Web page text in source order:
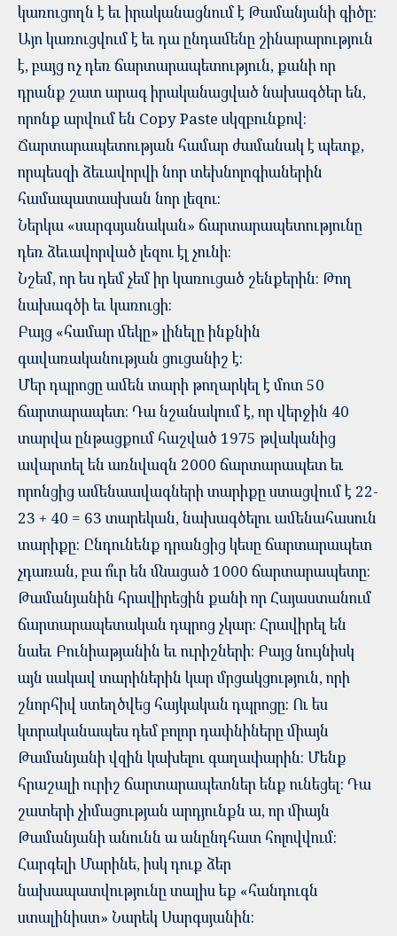
կառուցողն է եւ իրականացնում է Թամանյանի գիծը:
Այո կառուցվում է եւ դա ընդամենը շինարարություն
է, բայց ոչ դեռ ճարտարապետություն, քանի որ
դրանք շատ արագ իրականացված նախագծեր են,
որոնք արվում են Copy Paste սկզբունքով:
Ճարտարապետության համար ժամանակ է պետք,
որպեսզի ձեւավորվի նոր տեխնոլոգիաներին
համապատասխան նոր լեզու:
Ներկա «սարգսյանական» ճարտարապետությունը
դեռ ձեւավորված լեզու էլ չունի:
Նշեմ, որ ես դեմ չեմ իր կառուցած շենքերին: Թող
նախագծի եւ կառուցի:
Բայց «համար մեկը» լինելը ինքնին
գավառականության ցուցանիշ է:
Մեր դպրոցը ամեն տարի թողարկել է մոտ 50
ճարտարապետ: Դա նշանակում է, որ վերջին 40
տարվա ընթացքում հաշված 1975 թվականից
ավարտել են առնվազն 2000 ճարտարապետ եւ
որոնցից ամենաավագների տարիքը ստացվում է 22-
23 + 40 = 63 տարեկան, նախագծելու ամենահասուն
տարիքը: Ընդունենք դրանցից կեսը ճարտարապետ
չդառան, բա ո՞ւր են մնացած 1000 ճարտարապետը:
Թամանյանին հրավիրեցին քանի որ Հայաստանում
ճարտարապետական դպրոց չկար: Հրավիրել են
նաեւ Բունիաթյանին եւ ուրիշների: Բայց նույնիսկ
այն սակավ տարիներին կար մրցակցություն, որի
շնորհիվ ստեղծվեց հայկական դպրոցը: Ու ես
կտրականապես դեմ բոլոր դափնիները միայն
Թամանյանի վզին կախելու գաղափարին: Մենք
հրաշալի ուրիշ ճարտարապետներ ենք ունեցել: Դա
շատերի չիմացության արդյունքն ա, որ միայն
Թամանյանի անունն ա անընդհատ հոլովվում:
Հարգելի Մարինե, իսկ դուք ձեր
նախապատվությունը տալիս եք «հանդուգն
ստալինիստ» Նարեկ Սարգսյանին: